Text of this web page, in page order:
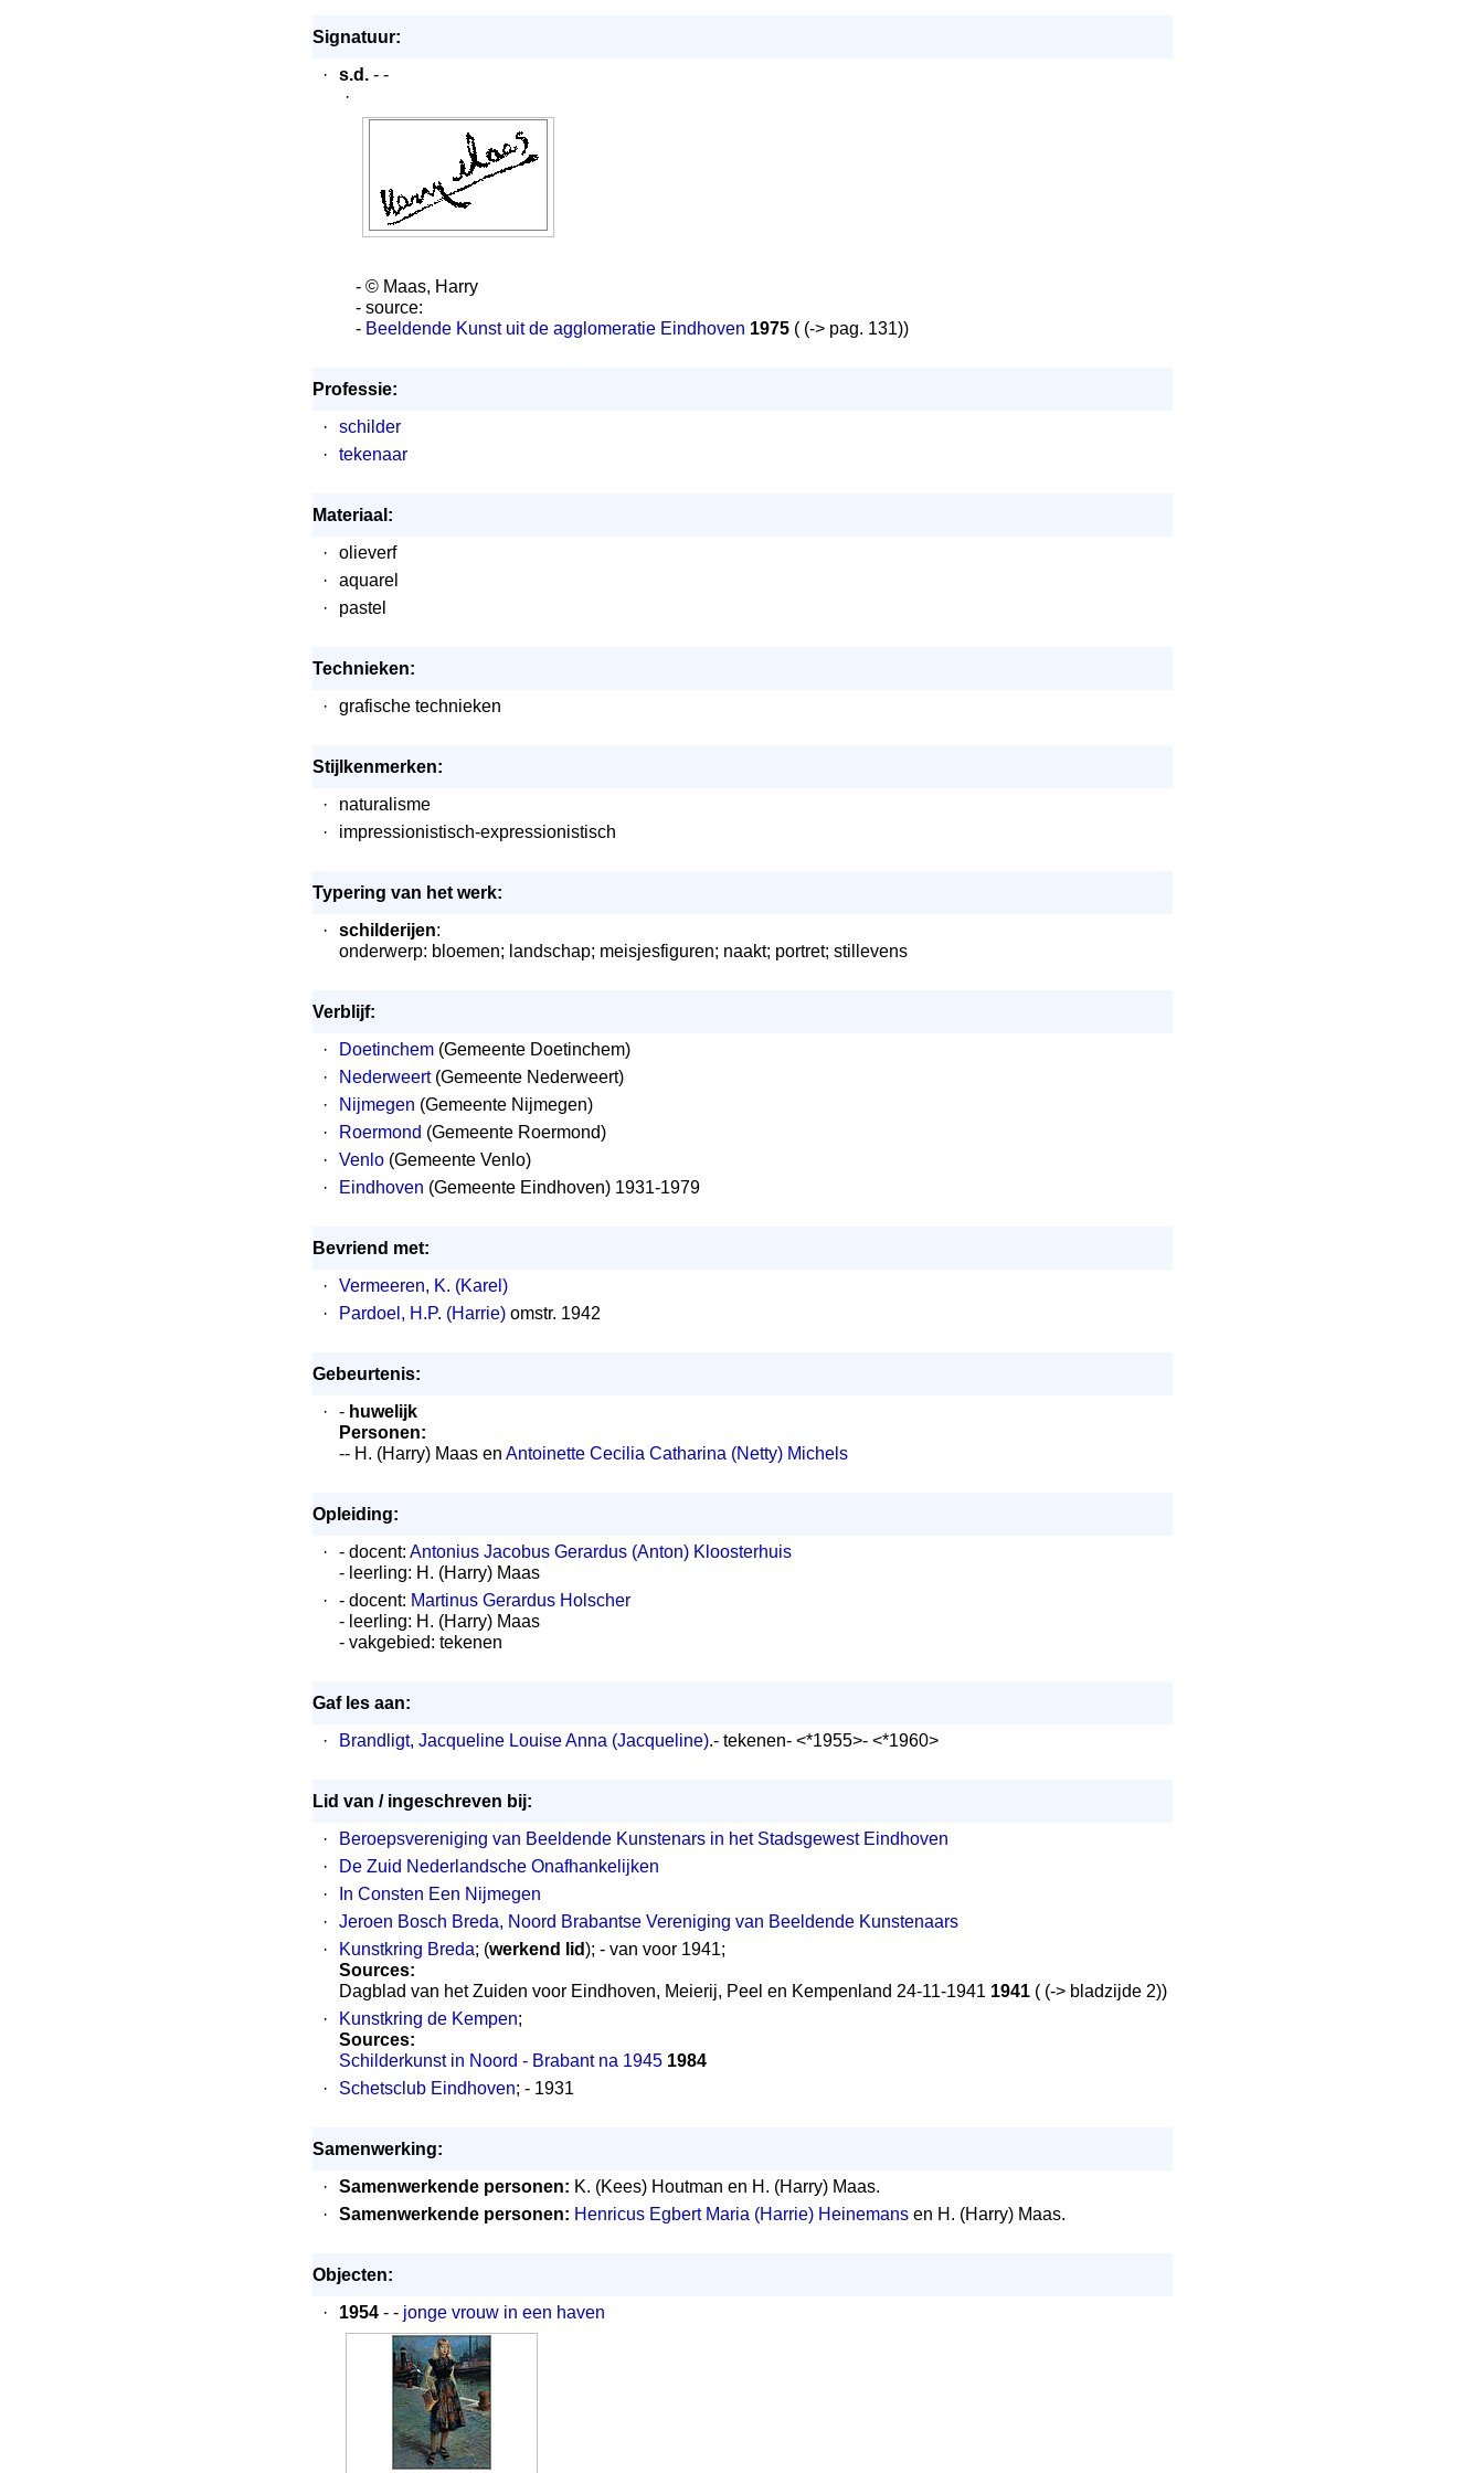
Signatuur:
·
s.d.- -
·
- © Maas, Harry
- source:
- Beeldende Kunst uit de agglomeratie Eindhoven 1975( (-> pag. 131))
Professie:
·
schilder
·
tekenaar
Materiaal:
·
olieverf
·
aquarel
·
pastel
Technieken:
·
grafische technieken
Stijlkenmerken:
·
naturalisme
·
impressionistisch-expressionistisch
Typering van het werk:
·
schilderijen:
onderwerp: bloemen; landschap; meisjesfiguren; naakt; portret; stillevens
Verblijf:
·
Doetinchem(Gemeente Doetinchem)
·
Nederweert(Gemeente Nederweert)
·
Nijmegen (Gemeente Nijmegen)
·
Roermond (Gemeente Roermond)
·
Venlo(Gemeente Venlo)
·
Eindhoven (Gemeente Eindhoven) 1931-1979
Bevriend met:
·
Vermeeren, K. (Karel)
·
Pardoel, H.P. (Harrie)omstr. 1942
Gebeurtenis:
·
- huwelijk
Personen:
-- H. (Harry) Maas en Antoinette Cecilia Catharina (Netty) Michels
Opleiding:
·
- docent: Antonius Jacobus Gerardus (Anton) Kloosterhuis
- leerling: H. (Harry) Maas
·
- docent: Martinus Gerardus Holscher
- leerling: H. (Harry) Maas
- vakgebied: tekenen
Gaf les aan:
·
Brandligt, Jacqueline Louise Anna (Jacqueline).- tekenen- <*1955>- <*1960>
Lid van / ingeschreven bij:
·
Beroepsvereniging van Beeldende Kunstenars in het Stadsgewest Eindhoven
·
De Zuid Nederlandsche Onafhankelijken
·
In Consten Een Nijmegen
·
Jeroen Bosch Breda, Noord Brabantse Vereniging van Beeldende Kunstenaars
·
Kunstkring Breda; (werkend lid); - van voor 1941;
Sources:
Dagblad van het Zuiden voor Eindhoven, Meierij, Peel en Kempenland 24-11-1941 1941( (-> bladzijde 2))
·
Kunstkring de Kempen;
Sources:
Schilderkunst in Noord - Brabant na 1945 1984
·
Schetsclub Eindhoven; - 1931
Samenwerking:
·
Samenwerkende personen: K. (Kees) Houtman en H. (Harry) Maas.
·
Samenwerkende personen: Henricus Egbert Maria (Harrie) Heinemansen H. (Harry) Maas.
Objecten:
·
1954- - jonge vrouw in een haven